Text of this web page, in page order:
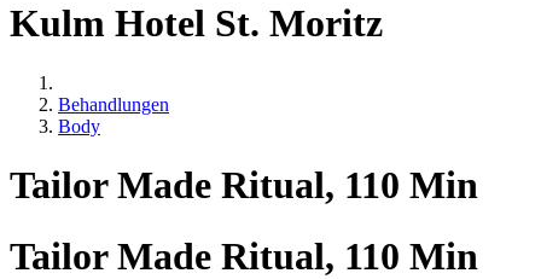
Kulm Hotel St. Moritz
Behandlungen
Body
Tailor Made Ritual, 110 Min
Tailor Made Ritual, 110 Min